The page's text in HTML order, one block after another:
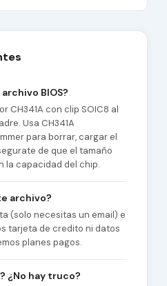
BIOS?
CH341A con clip SOIC8 al
Usa CH341A
para borrar, cargar el
de que el tamaño
la capacidad del chip.
archivo?
(solo necesitas un email) e
tarjeta de credito ni datos
planes pagos.
¿No hay truco?